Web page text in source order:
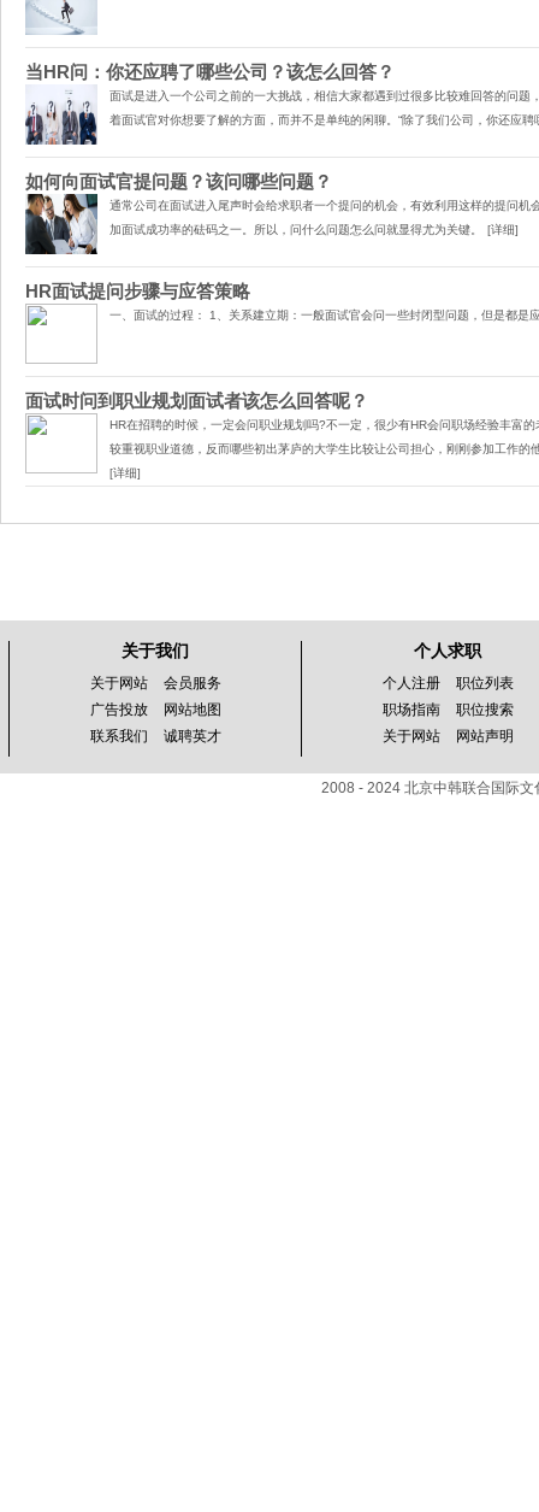
当HR问：你还应聘了哪些公司？该怎么回答？
面试​是进入一个公司之前的一大挑战，相信大家都遇到过很多比较难回答的问
着面试官对你想要了解的方面，而并不是单纯的闲聊。“除了我们公司，你还应
如何向面试官提问题？该问哪些问题？
通常公司在面试进入尾声时会给求职者一个提问的机会，有效利用这样的提问
加面试成功率的砝码之一。所以，问什么问题怎么问就显得尤为关键。
[详细]
HR面试提问步骤与应答策略
一、面试的过程： 1、关系建立期：一般面试官会问一些封闭型问题，但是都是
面试时问到职业规划面试者该怎么回答呢？
HR​在招聘的时候，一定会问职业规划吗?不一定，很少有HR会问职场经验丰富
较重视职业道德，反而哪些初出茅庐的大学生比较让公司担心，刚刚参加工作
[详细]
关于我们
关于网站
会员服务
广告投放
网站地图
联系我们
诚聘英才
个人求职
个人注册
职位列表
职场指南
职位搜索
关于网站
网站声明
2008 - 2024 北京中韩联合国际